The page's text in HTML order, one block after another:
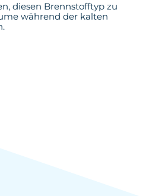
diesen Brennstofftyp zu
während der kalten